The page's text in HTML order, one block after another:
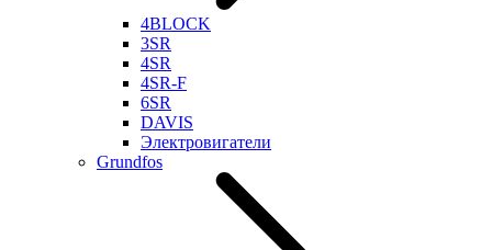
4BLOCK
3SR
4SR
4SR-F
6SR
DAVIS
Электровигатели
Grundfos